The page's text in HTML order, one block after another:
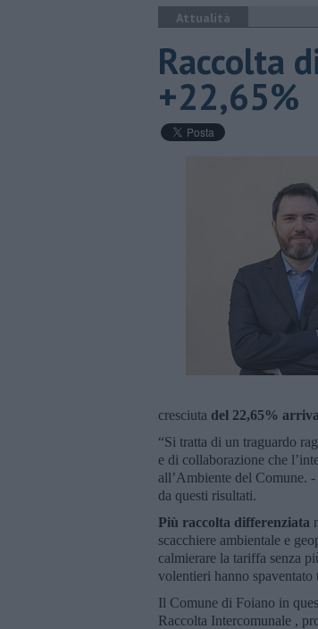
Attualità
Raccolta
+22,65%
cresciuta del 22,65%
“Si tratta di un traguardo
e di collaborazione che
all’Ambiente del Comune.
da questi risultati.
Più raccolta differenziata
scacchiere ambientale e
calmierare la tariffa senza
volentieri hanno spaventato
Il Comune di Foiano in
Raccolta Intercomunale ,